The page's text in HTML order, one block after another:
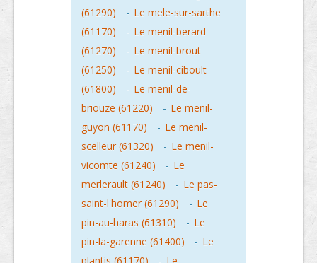
(61290)
- Le mele-sur-sarthe
(61170)
- Le menil-berard
(61270)
- Le menil-brout
(61250)
- Le menil-ciboult
(61800)
- Le menil-de-
briouze (61220)
- Le menil-
guyon (61170)
- Le menil-
scelleur (61320)
- Le menil-
vicomte (61240)
- Le
merlerault (61240)
- Le pas-
saint-l'homer (61290)
- Le
pin-au-haras (61310)
- Le
pin-la-garenne (61400)
- Le